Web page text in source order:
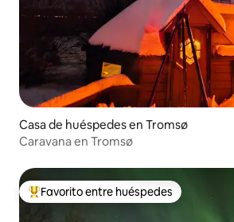
Casa de huéspedes en Tromsø
Caravana en Tromsø
Favorito entre huéspedes preferido
Favorito entre huéspedes